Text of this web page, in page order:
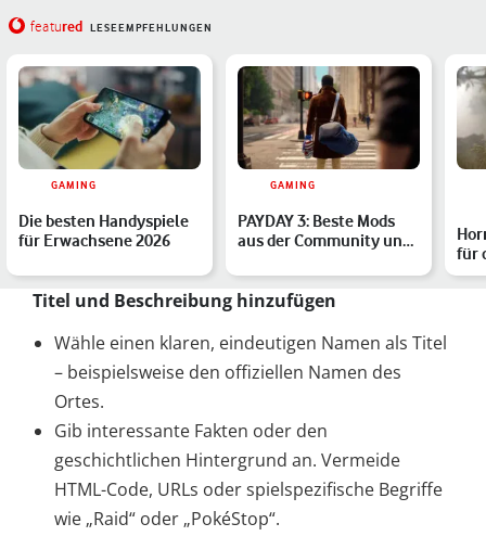
featured LESEEMPFEHLUNGEN
GAMING
Die besten Handyspiele
für Erwachsene 2026
GAMING
PAYDAY 3: Beste Mods
aus der Community und
für
Titel und Beschreibung hinzufügen
Wähle einen klaren, eindeutigen Namen als Titel
– beispielsweise den offiziellen Namen des
Ortes.
Gib interessante Fakten oder den
geschichtlichen Hintergrund an. Vermeide
HTML-Code, URLs oder spielspezifische Begriffe
wie „Raid“ oder „PokéStop“.